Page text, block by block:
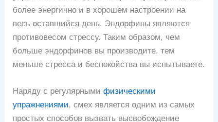
более энергично и в хорошем настроении на
весь оставшийся день. Эндорфины являются
противовесом стрессу. Таким образом, чем
больше эндорфинов вы производите, тем
меньше стресса и беспокойства вы испытываете.
Наряду с регулярнымифизическими
упражнениями, смех является одним из самых
простых способов вызвать высвобождение